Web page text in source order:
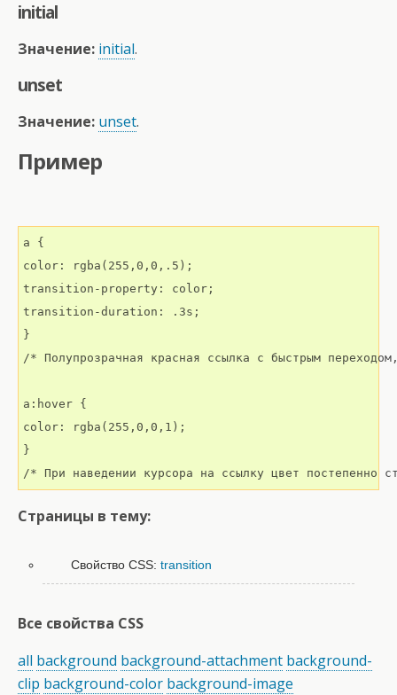
initial
Значение: initial.
unset
Значение: unset.
Пример
a {
color: rgba(255,0,0,.5);
transition-property: color;
transition-duration: .3s;
}
/* Полупрозрачная красная ссылка с быстрым
a:hover {
color: rgba(255,0,0,1);
}
/* При наведении курсора на ссылку цвет постепенно
Страницы в тему:
Свойство CSS:transition
Все свойства CSS
all background background-attachment background-
clip background-color background-image